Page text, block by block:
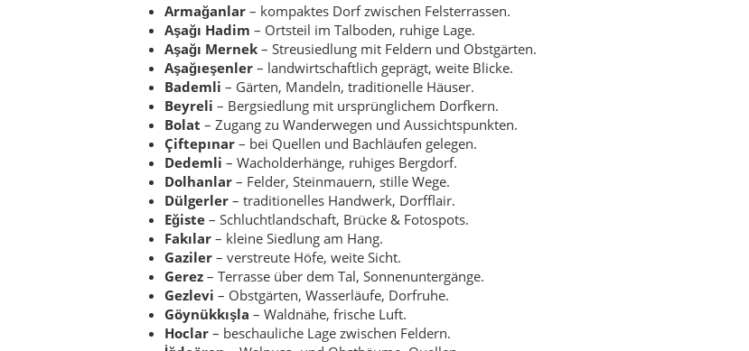
Gerez– Terrasse über dem Tal, Sonnenuntergänge.
Gezlevi– Obstgärten, Wasserläufe, Dorfruhe.
Göynükkışla– Waldnähe, frische Luft.
Hoclar– beschauliche Lage zwischen Feldern.
İğdeören – Walnuss- und Obstbäume, Quellen.
Kalınağıl – Wacholder, stille Picknickplätze.
Kaplanlı– Hanglage, weite Ausblicke.
Küplüce– Quellen und Gärten am Dorfrand.
Mernek– Siedlung über dem Tal, traditionelle Höfe.
Oduncu– alter Steinpfad, rustikales Dorfbild.
Sarnıç – Zisternen-Tradition, ländliche Ruhe.
Selahattin– kleiner Ortskern mit Moschee.
Taşpınar – Bergdorf mit Panoramablicken.
Umurlar – Hofstellen, Felder und Obst.
Yağcı– weite Ackerflächen, ländlicher Rhythmus.
Yelmez – Kammweg in die Berge, stiller Grat.
Yenikonak– Siedlung am Talhang, Fernsicht.
Yukarıeşenler– höher gelegen, klare Bergluft.